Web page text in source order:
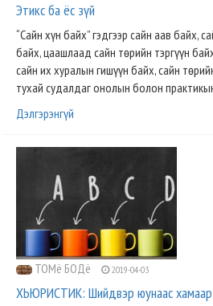
Этикс ба ёс зүй
“Сайн хүн байх” гэдгээр сайн аав байх,
байх, цаашлаад сайн төрийн тэргүүн
сайн их хуралын гишүүн байх, сайн
тухай судалдаг онолын болон
Дэлгэрэнгүй
ТОМё БОДё 2019-04-03
ХЬЮРИСТИК: Шийдвэр юунаас